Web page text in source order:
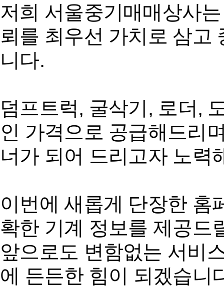
저희 서울중기매매상사
뢰를 최우선 가치로 삼고
니다.
덤프트럭, 굴삭기, 로더,
인 가격으로 공급해드리
너가 되어 드리고자 노력
이번에 새롭게 단장한 홈
확한 기계 정보를 제공드
앞으로도 변함없는 서비
에 든든한 힘이 되겠습니